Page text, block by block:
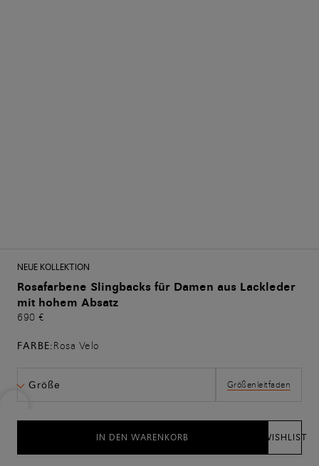
NEUE KOLLEKTION
Rosafarbene Slingbacks für Damen aus Lackleder
mit hohem Absatz
690 €
FARBE:Rosa Velo
Größe Größenleitfaden
IN DEN WARENKORB WISHLIST